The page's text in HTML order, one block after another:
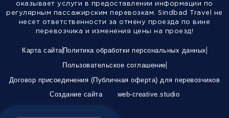
оказывает услуги в предоставлении информации по
регулярным пассажирским перевозкам. Sindbad Travel не
несет ответственности за отмену проезда по вине
перевозчика и изменения цены на проезд!
Карта сайта Политика обработки персональных данных
Пользовательское соглашение
Договор присоединения (Публичная оферта) для перевозчиков
Создание сайта
web-creative.studio